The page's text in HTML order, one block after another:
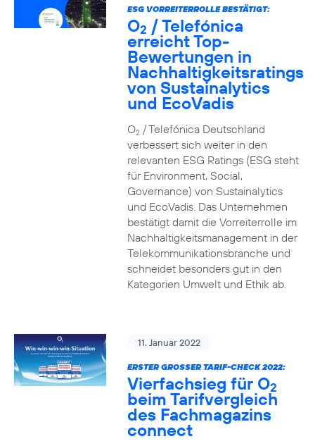
ESG VORREITERROLLE BESTÄTIGT:
O2 / Telefónica
erreicht Top-
Bewertungen in
Nachhaltigkeitsratings
von Sustainalytics
und EcoVadis
O2/ Telefónica Deutschland
verbessert sich weiter in den
relevanten ESG Ratings (ESG steht
für Environment, Social,
Governance) von Sustainalytics
und EcoVadis. Das Unternehmen
bestätigt damit die Vorreiterrolle im
Nachhaltigkeitsmanagement in der
Telekommunikationsbranche und
schneidet besonders gut in den
Kategorien Umwelt und Ethik ab.
11. Januar 2022
ERSTER GROSSER TARIF-CHECK 2022:
Vierfachsieg für O2
beim Tarifvergleich
des Fachmagazins
connect